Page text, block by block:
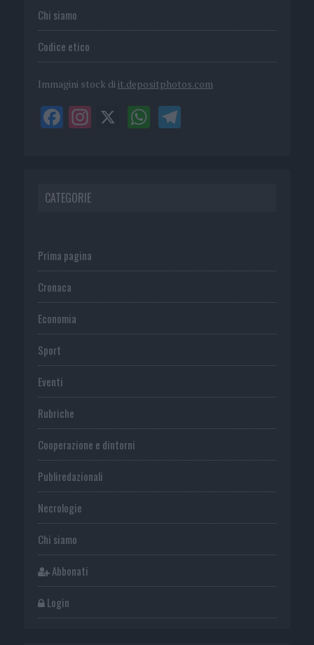
Chi siamo
Codice etico
Immagini stock di it.depositphotos.com
CATEGORIE
Prima pagina
Cronaca
Economia
Sport
Eventi
Rubriche
Cooperazione e dintorni
Publiredazionali
Necrologie
Chi siamo
Abbonati
Login